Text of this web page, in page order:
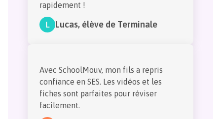
rapidement !
L Lucas, élève de Terminale
Avec SchoolMouv, mon fils a repris
confiance en SES. Les vidéos et les
fiches sont parfaites pour réviser
facilement.